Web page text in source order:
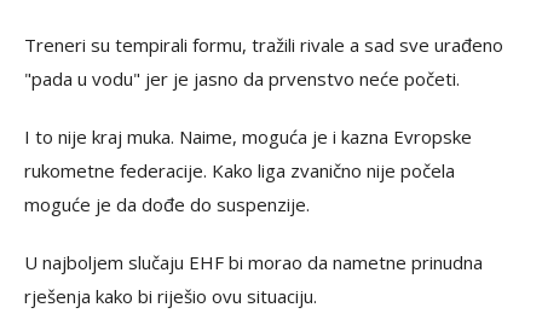
Treneri su tempirali formu, tražili rivale a sad sve urađeno
"pada u vodu" jer je jasno da prvenstvo neće početi.
I to nije kraj muka. Naime, moguća je i kazna Evropske
rukometne federacije. Kako liga zvanično nije počela
moguće je da dođe do suspenzije.
U najboljem slučaju EHF bi morao da nametne prinudna
rješenja kako bi riješio ovu situaciju.